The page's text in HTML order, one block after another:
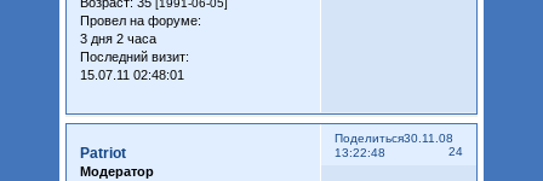
Возраст: 35 [1991-06-05]
Провел на форуме:
3 дня 2 часа
Последний визит:
15.07.11 02:48:01
Поделиться
24
30.11.08
13:22:48
Patriot
Модератор